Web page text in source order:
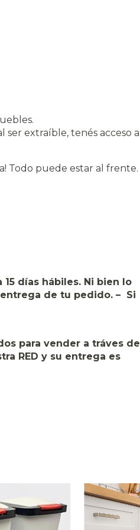
extraíble, tenés acceso a
Todo puede estar al frente.
días hábiles. Ni bien lo
de tu pedido. – Si
para vender a tráves de
RED y su entrega es